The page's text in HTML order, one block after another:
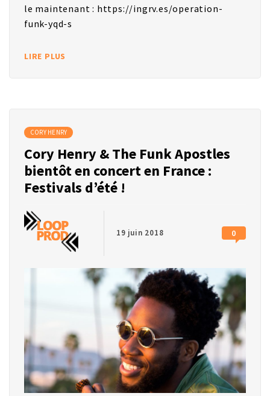
le maintenant : https://ingrv.es/operation-
funk-yqd-s
LIRE PLUS
CORY HENRY
Cory Henry & The Funk Apostles
bientôt en concert en France :
Festivals d’été !
19 juin 2018 0